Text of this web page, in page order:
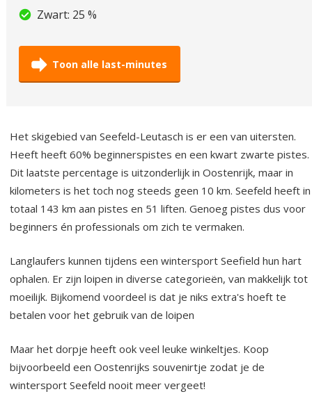
Zwart: 25 %
Toon alle last-minutes
Het skigebied van Seefeld-Leutasch is er een van uitersten.
Heeft heeft 60% beginnerspistes en een kwart zwarte pistes.
Dit laatste percentage is uitzonderlijk in Oostenrijk, maar in
kilometers is het toch nog steeds geen 10 km. Seefeld heeft in
totaal 143 km aan pistes en 51 liften. Genoeg pistes dus voor
beginners én professionals om zich te vermaken.
Langlaufers kunnen tijdens een wintersport Seefield hun hart
ophalen. Er zijn loipen in diverse categorieën, van makkelijk tot
moeilijk. Bijkomend voordeel is dat je niks extra's hoeft te
betalen voor het gebruik van de loipen
Maar het dorpje heeft ook veel leuke winkeltjes. Koop
bijvoorbeeld een Oostenrijks souvenirtje zodat je de
wintersport Seefeld nooit meer vergeet!